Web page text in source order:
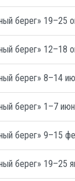
берег» 19–25
берег» 12–18
берег» 8–14
берег» 1–7
берег» 9–15
берег» 19–25